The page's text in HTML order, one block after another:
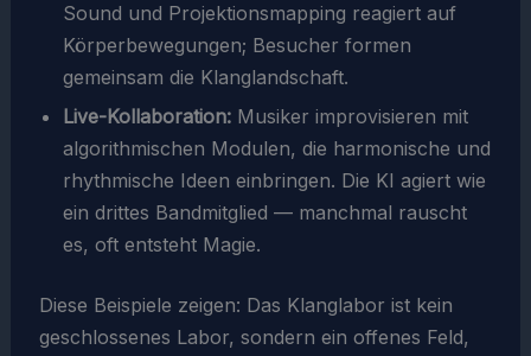
Sound und Projektionsmapping reagiert auf
Körperbewegungen; Besucher formen
gemeinsam die Klanglandschaft.
Live-Kollaboration:Musiker improvisieren mit
algorithmischen Modulen, die harmonische und
rhythmische Ideen einbringen. Die KI agiert wie
ein drittes Bandmitglied — manchmal rauscht
es, oft entsteht Magie.
Diese Beispiele zeigen: Das Klanglabor ist kein
geschlossenes Labor, sondern ein offenes Feld,